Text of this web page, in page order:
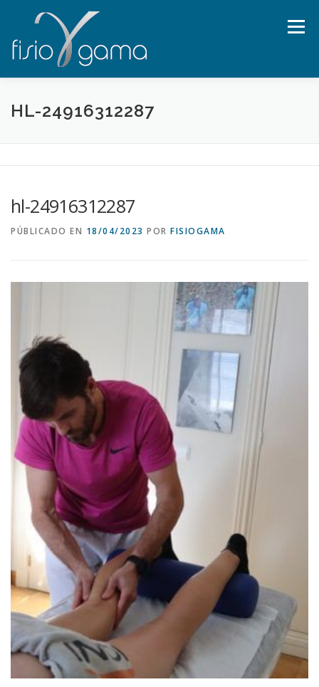
Menú
SOBRE MI FILOSOFÍA
CONTACTO/TARIFAS
HL-24916312287
hl-24916312287
PÚBLICADO EN 18/04/2023 POR FISIOGAMA